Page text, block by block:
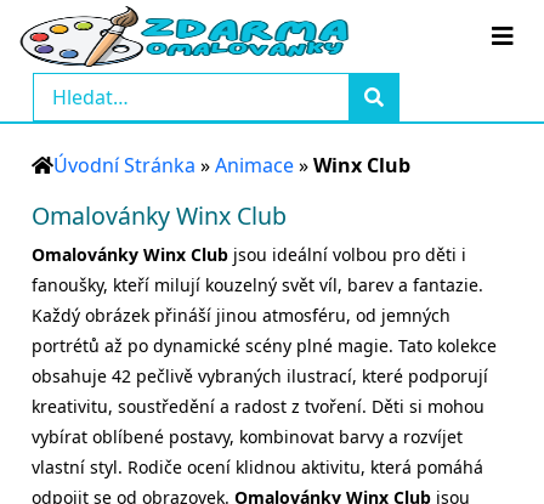
Úvodní Stránka »Animace»Winx Club
Omalovánky Winx Club
Omalovánky Winx Club jsou ideální volbou pro děti i
fanoušky, kteří milují kouzelný svět víl, barev a fantazie.
Každý obrázek přináší jinou atmosféru, od jemných
portrétů až po dynamické scény plné magie. Tato kolekce
obsahuje 42 pečlivě vybraných ilustrací, které podporují
kreativitu, soustředění a radost z tvoření. Děti si mohou
vybírat oblíbené postavy, kombinovat barvy a rozvíjet
vlastní styl. Rodiče ocení klidnou aktivitu, která pomáhá
odpojit se od obrazovek. Omalovánky Winx Club jsou